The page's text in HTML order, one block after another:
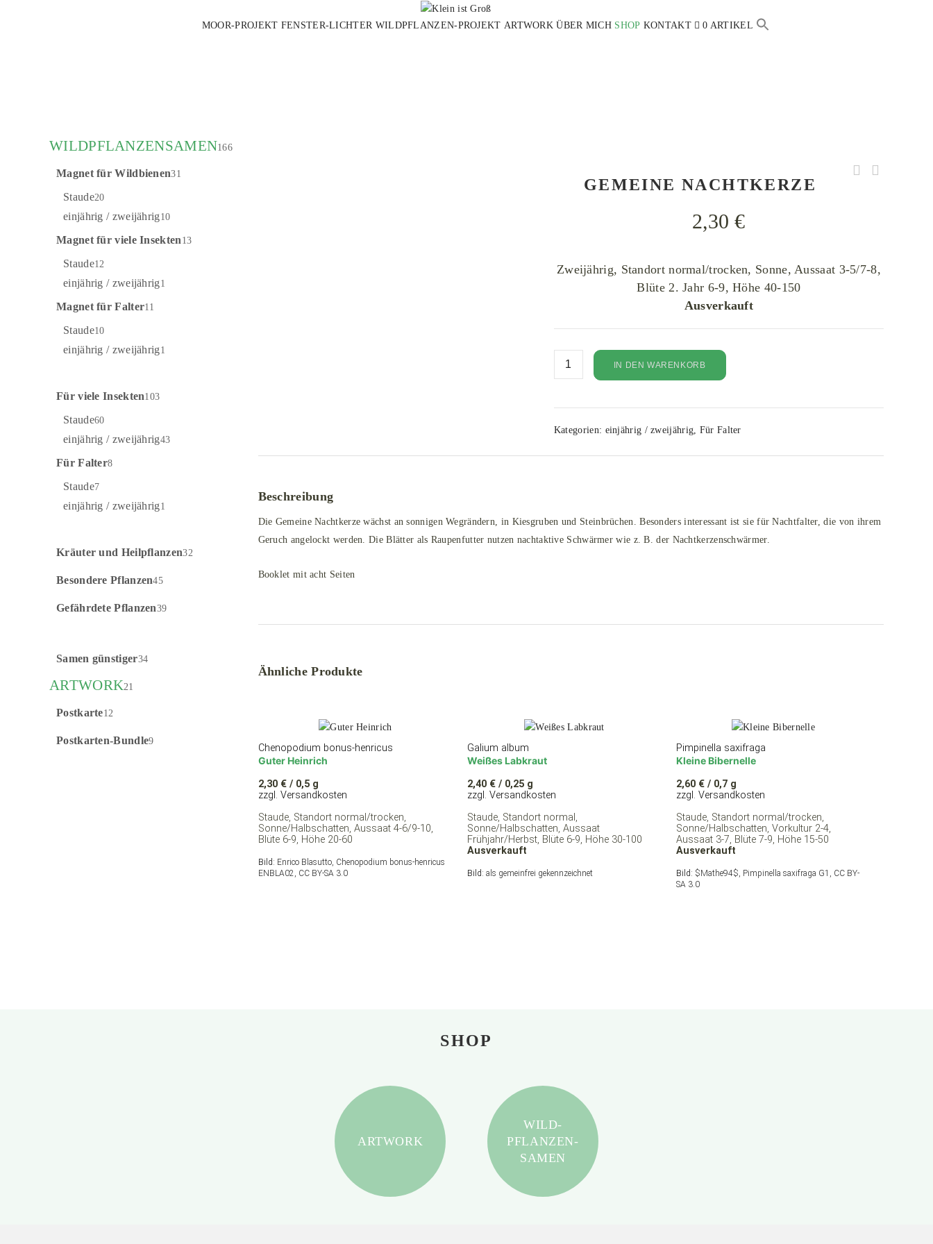
MOOR-PROJEKT FENSTER-LICHTER WILDPFLANZEN-PROJEKT ARTWORK ÜBER MICH SHOP KONTAKT 0 ARTIKEL
GEMEINE NACHTKERZE
2,30€
Zweijährig, Standort normal/trocken, Sonne, Aussaat 3-5/7-8,
Blüte 2. Jahr 6-9, Höhe 40-150
Ausverkauft
IN DEN WARENKORB
Kategorien: einjährig / zweijährig Für Falter
Beschreibung
Die Gemeine Nachtkerze wächst an sonnigen Wegrändern, in Kiesgruben und Steinbrüchen. Besonders interessant ist sie für Nachtfalter, die von ihrem
Geruch angelockt werden. Die Blätter als Raupenfutter nutzen nachtaktive Schwärmer wie z. B. der Nachtkerzenschwärmer.
Booklet mit acht Seiten
Ähnliche Produkte
Chenopodium bonus-henricus
Guter Heinrich
2,30 €/ 0,5 g
zzgl. Versandkosten
Staude, Standort normal/trocken,
Sonne/Halbschatten, Aussaat 4-6/9-10,
Blüte 6-9, Höhe 20-60
Bild: Enrico Blasutto, Chenopodium bonus-henricus
ENBLA02, CC BY-SA 3.0
Galium album
Weißes Labkraut
2,40 €/ 0,25 g
zzgl. Versandkosten
Staude, Standort normal,
Sonne/Halbschatten, Aussaat
Frühjahr/Herbst, Blüte 6-9, Höhe 30-100
Ausverkauft
Bild: als gemeinfrei gekennzeichnet
Pimpinella saxifraga
Kleine Bibernelle
2,60 €/ 0,7 g
zzgl. Versandkosten
Staude, Standort normal/trocken,
Sonne/Halbschatten, Vorkultur 2-4,
Aussaat 3-7, Blüte 7-9, Höhe 15-50
Ausverkauft
Bild: $Mathe94$, Pimpinella saxifraga G1, CC BY-
SA 3.0
WILDPFLANZENSAMEN166
Magnet für Wildbienen31
Staude20
einjährig / zweijährig10
Magnet für viele Insekten 13
Staude12
einjährig / zweijährig1
Magnet für Falter11
Staude10
einjährig / zweijährig1
Für viele Insekten103
Staude60
einjährig / zweijährig43
Für Falter8
Staude7
einjährig / zweijährig1
Kräuter und Heilpflanzen32
Besondere Pflanzen45
Gefährdete Pflanzen39
Samen günstiger34
ARTWORK21
Postkarte12
Postkarten-Bundle9
SHOP
ARTWORK
WILD-
PFLANZEN-
SAMEN